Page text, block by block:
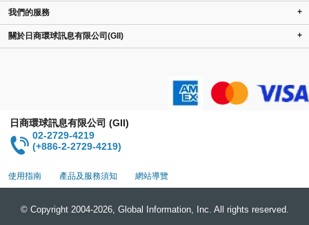
我們的服務 +
關於日商環球訊息有限公司(GII) +
日商環球訊息有限公司 (GII)
02-2729-4219
(+886-2-2729-4219)
使用指南 產品及服務須知 網站導覽
© Copyright 2004-2026, Global Information, Inc. All rights reserved.